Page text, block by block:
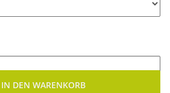
IN DEN WARENKORB